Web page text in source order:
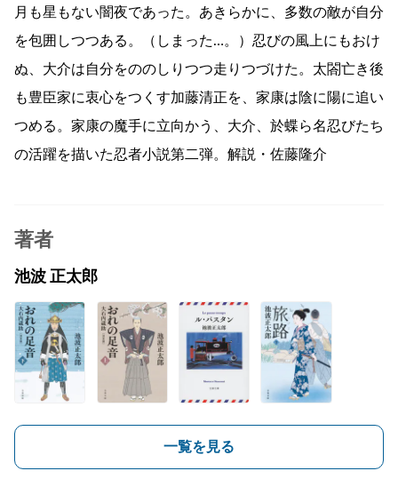
月も星もない闇夜であった。あきらかに、多数の敵が自分
を包囲しつつある。（しまった…。）忍びの風上にもおけ
ぬ、大介は自分をののしりつつ走りつづけた。太閤亡き後
も豊臣家に衷心をつくす加藤清正を、家康は陰に陽に追い
つめる。家康の魔手に立向かう、大介、於蝶ら名忍びたち
の活躍を描いた忍者小説第二弾。解説・佐藤隆介
著者
池波 正太郎
一覧を見る